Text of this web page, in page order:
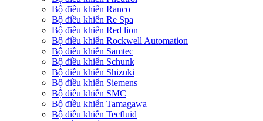
Bộ điều khiển Ranco
Bộ điều khiển Re Spa
Bộ điều khiển Red lion
Bộ điều khiển Rockwell Automation
Bộ điều khiển Samtec
Bộ điều khiển Schunk
Bộ điều khiển Shizuki
Bộ điều khiển Siemens
Bộ điều khiển SMC
Bộ điều khiển Tamagawa
Bộ điều khiển Tecfluid